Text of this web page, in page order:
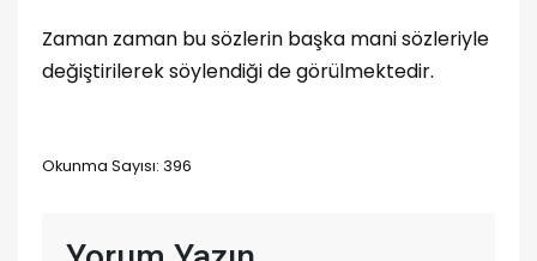
Zaman zaman bu sözlerin başka mani sözleriyle
değiştirilerek söylendiği de görülmektedir.
Okunma Sayısı: 396